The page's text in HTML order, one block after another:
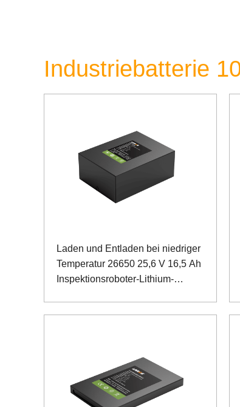
Industriebatterie
Laden und Entladen bei niedriger
Temperatur 26650 25,6 V 16,5 Ah
Inspektionsroboter-Lithium-